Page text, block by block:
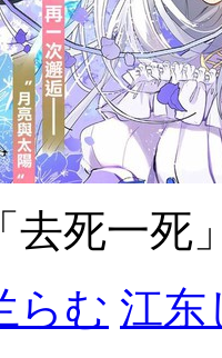
去死一死
らむ 江东